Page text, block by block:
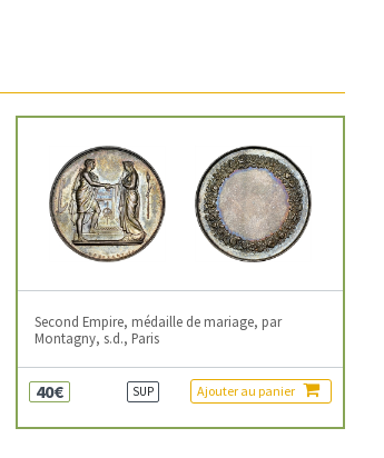
Second Empire, médaille de mariage, par
Montagny, s.d., Paris
40€ SUP Ajouter au panier